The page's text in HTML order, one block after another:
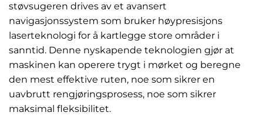
støvsugeren drives av et avansert
navigasjonssystem som bruker høypresisjons
laserteknologi for å kartlegge store områder i
sanntid. Denne nyskapende teknologien gjør at
maskinen kan operere trygt i mørket og beregne
den mest effektive ruten, noe som sikrer en
uavbrutt rengjøringsprosess, noe som sikrer
maksimal fleksibilitet.